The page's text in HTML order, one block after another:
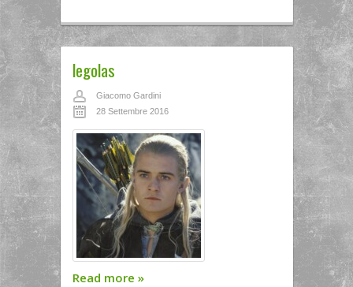
legolas
Giacomo Gardini
28 Settembre 2016
Read more »